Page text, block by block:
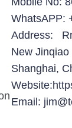
WhatsAPP:
Address:
New
Shanghai,
Email: